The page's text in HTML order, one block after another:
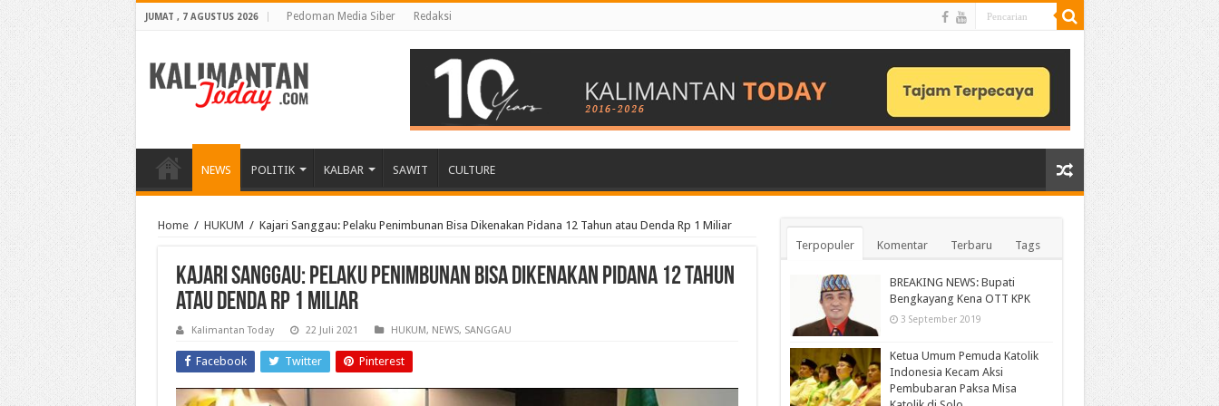
JUMAT , 7 AGUSTUS 2026 Pedoman Media Siber Redaksi
NEWS POLITIK KALBAR SAWIT CULTURE
Home / HUKUM / Kajari Sanggau: Pelaku Penimbunan Bisa Dikenakan Pidana 12 Tahun atau Denda Rp 1 Miliar
Kajari Sanggau: Pelaku Penimbunan Bisa Dikenakan Pidana 12 Tahun
atau Denda Rp 1 Miliar
Kalimantan Today 22 Juli 2021 HUKUM, NEWS, SANGGAU
Facebook Twitter Pinterest
Terpopuler Komentar Terbaru Tags
BREAKING NEWS: Bupati
Bengkayang Kena OTT KPK
3 September 2019
Ketua Umum Pemuda Katolik
Indonesia Kecam Aksi
Pembubaran Paksa Misa